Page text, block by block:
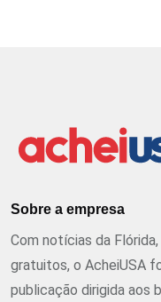
Sobre a empresa
Com notícias da
gratuitos, o AcheiUSA
publicação dirigida aos